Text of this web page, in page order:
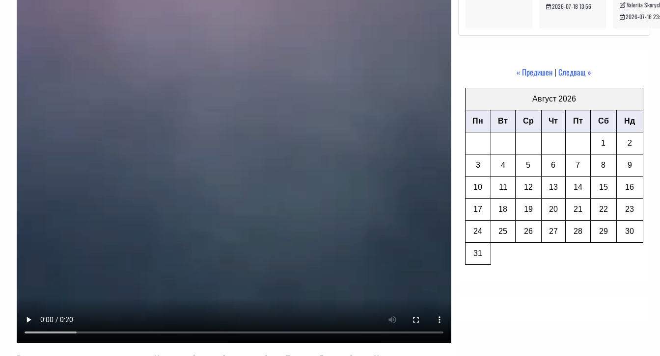
2026-07-18 13:56
Valeriia
2026-07-16
« Предишен |Следващ »
Август 2026
Пн Вт Ср Чт Пт Сб Нд
1 2
3 4 5 6 7 8 9
10 11 12 13 14 15 16
17 18 19 20 21 22 23
24 25 26 27 28 29 30
31